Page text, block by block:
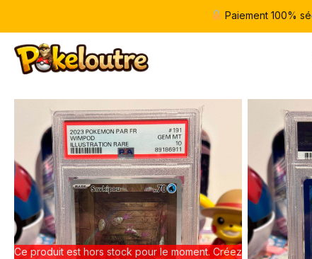
Paiement 100%
Ce produit est hors stock pour le moment. Créez